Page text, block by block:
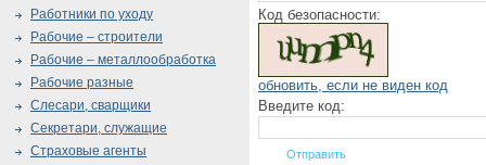
Код безопасности:
обновить, если не виден код
Введите код:
Работники по уходу
Рабочие – строители
Рабочие – металлообработка
Рабочие разные
Слесари, сварщики
Секретари, служащие
Страховые агенты